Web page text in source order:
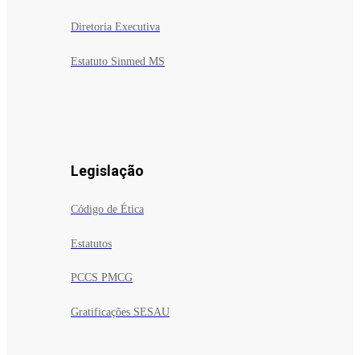
Diretoria Executiva
Estatuto Sinmed MS
Legislação
Código de Ética
Estatutos
PCCS PMCG
Gratificações SESAU